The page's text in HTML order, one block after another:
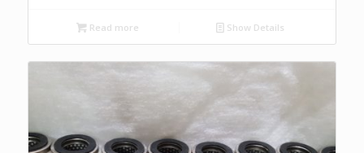
Read more Show Details